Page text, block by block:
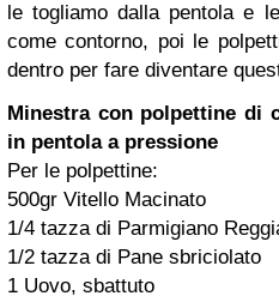
le togliamo dalla pentola e
come contorno, poi le
dentro per fare diventare
Minestra con polpettine di
in pentola a pressione
Per le polpettine:
500gr Vitello Macinato
1/4 tazza di Parmigiano
1/2 tazza di Pane sbriciolato
1 Uovo, sbattuto